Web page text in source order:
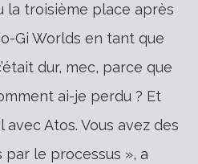
la troisième place après
Gi Worlds en tant que
dur, mec, parce que
ai-je perdu ? Et
avec Atos. Vous avez des
le processus », a